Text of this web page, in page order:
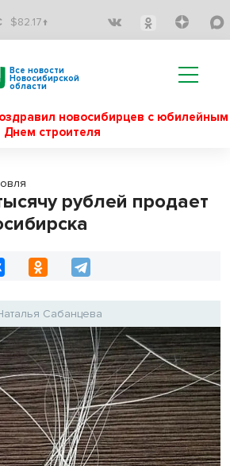
$82.17↑
Все новости
Новосибирской
области
новосибирцев с юбилейным
Днем строителя
рублей продает
Сабанцева